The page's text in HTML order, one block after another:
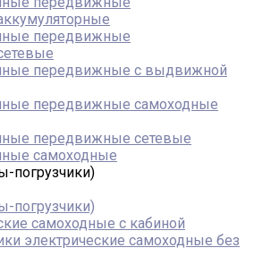
передвижные
передвижные с выдвижной
передвижные самоходные
передвижные сетевые
самоходные
погрузчики)
погрузчики)
самоходные с кабиной
электрические самоходные без